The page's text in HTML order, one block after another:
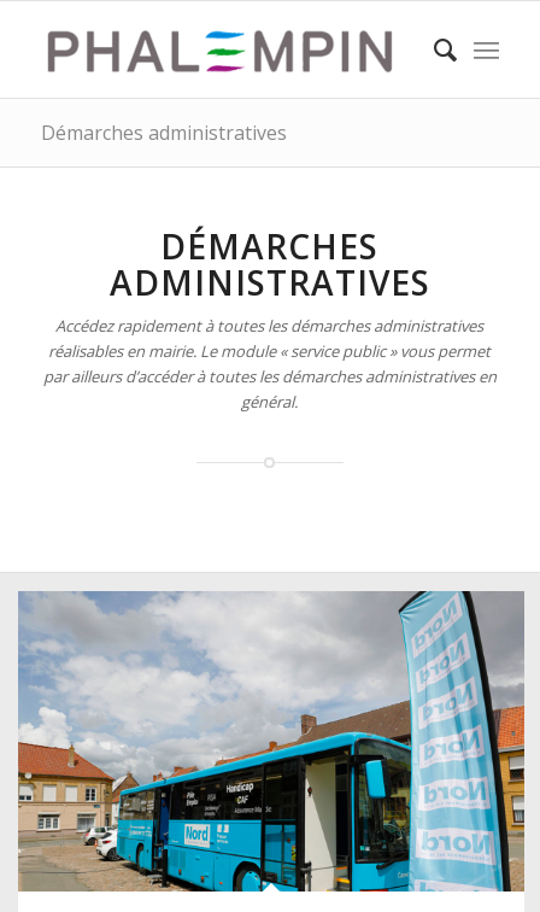
Démarches administratives
DÉMARCHES
ADMINISTRATIVES
Accédez rapidement à toutes les démarches administratives
réalisables en mairie. Le module « service public » vous permet
par ailleurs d’accéder à toutes les démarches administratives en
général.